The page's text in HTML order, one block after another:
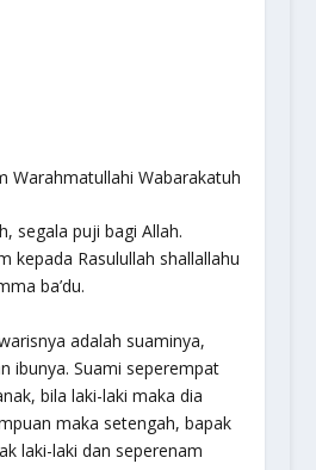
Warahmatullahi Wabarakatuh
segala puji bagi Allah.
kepada Rasulullah shallallahu
ba’du.
adalah suaminya,
ibunya. Suami seperempat
bila laki-laki maka dia
maka setengah, bapak
laki-laki dan seperenam